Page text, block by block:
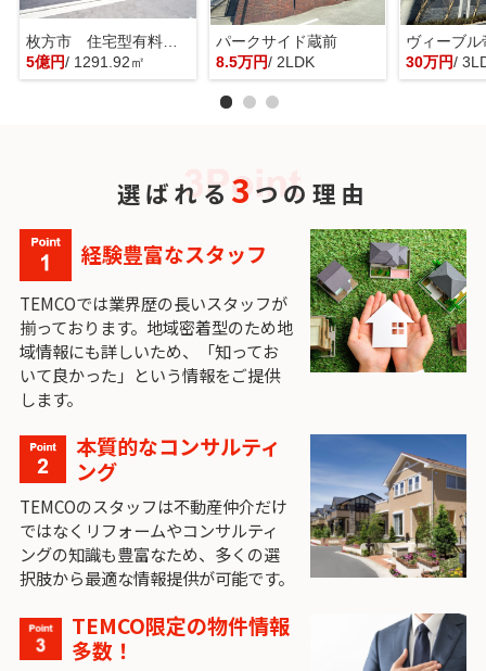
枚方市 住宅型有料老人ホーム 一棟貸し
5億円/ 1291.92㎡
パークサイド蔵前
8.5万円/ 2LDK
ヴィーブル
30万円/
選ばれる 3 つの理由
経験豊富なスタッフ
TEMCOでは業界歴の長いスタッフが
揃っております。地域密着型のため地
域情報にも詳しいため、「知ってお
いて良かった」という情報をご提供
します。
本質的なコンサルティ
ング
TEMCOのスタッフは不動産仲介だけ
ではなくリフォームやコンサルティ
ングの知識も豊富なため、多くの選
択肢から最適な情報提供が可能です。
TEMCO限定の物件情報
多数！